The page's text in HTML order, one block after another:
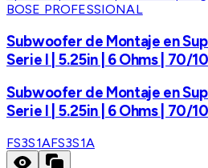
BOSE PROFESSIONAL
Subwoofer de Montaje en
Serie I | 5.25in | 6 Ohms | 70/
Subwoofer de Montaje en
Serie I | 5.25in | 6 Ohms | 70/
FS3S1AFS3S1A